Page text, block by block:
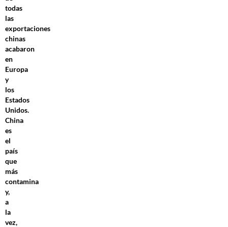
todas
las
exportaciones
chinas
acabaron
en
Europa
y
los
Estados
Unidos.
China
es
el
país
que
más
contamina
y,
a
la
vez,